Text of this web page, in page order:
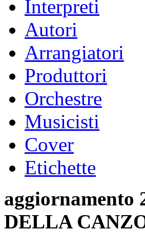
Interpreti
Autori
Arrangiatori
Produttori
Orchestre
Musicisti
Cover
Etichette
DELLA